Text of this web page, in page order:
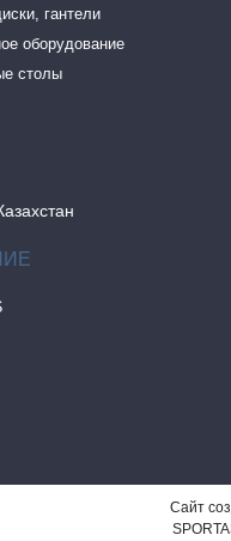
гантели
оборудование
столы
Сайт